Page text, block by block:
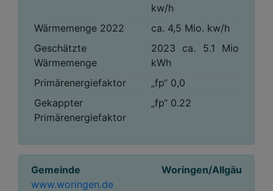
kw/h
Wärmemenge 2022
ca. 4,5 Mio. kw/h
Geschätzte
Wärmemenge
2023 ca. 5.1 Mio
kWh
Primärenergiefaktor
„fp“ 0,0
Gekappter
Primärenergiefaktor
„fp“ 0.22
Gemeinde Woringen/Allgäu
www.woringen.de